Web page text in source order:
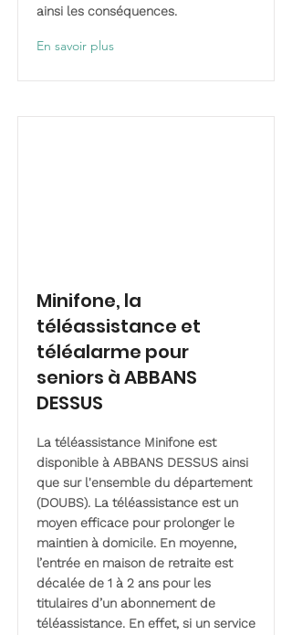
ainsi les conséquences.
En savoir plus
Minifone, la
téléassistance et
téléalarme pour
seniors à ABBANS
DESSUS
La téléassistance Minifone est
disponible à ABBANS DESSUS ainsi
que sur l'ensemble du département
(DOUBS). La téléassistance est un
moyen efficace pour prolonger le
maintien à domicile. En moyenne,
l’entrée en maison de retraite est
décalée de 1 à 2 ans pour les
titulaires d’un abonnement de
téléassistance. En effet, si un service